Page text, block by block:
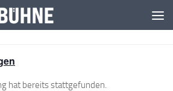
hat bereits stattgefunden.